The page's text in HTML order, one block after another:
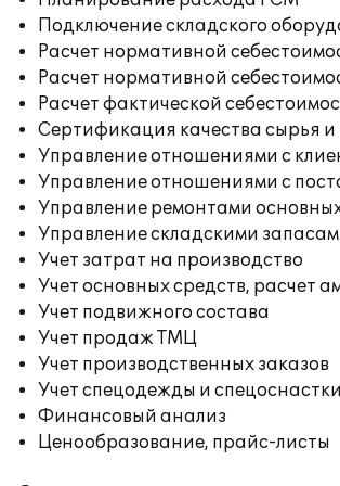
Подключение складского
Расчет нормативной
Расчет нормативной
Расчет фактической
Сертификация качества сырья
Управление отношениями с
Управление отношениями с
Управление ремонтами
Управление складскими
Учет затрат на производство
Учет основных средств, расчет
Учет подвижного состава
Учет продаж ТМЦ
Учет производственных заказов
Учет спецодежды и спецоснастки
Финансовый анализ
Ценообразование, прайс-листы